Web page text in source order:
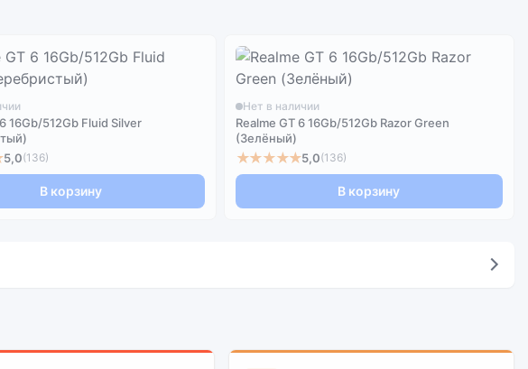
16Gb/512Gb Fluid Silver
5,0(136)
В корзину
Нет в наличии
Realme GT 6 16Gb/512Gb Razor Green
(Зелёный)
★★★★★5,0(136)
В корзину